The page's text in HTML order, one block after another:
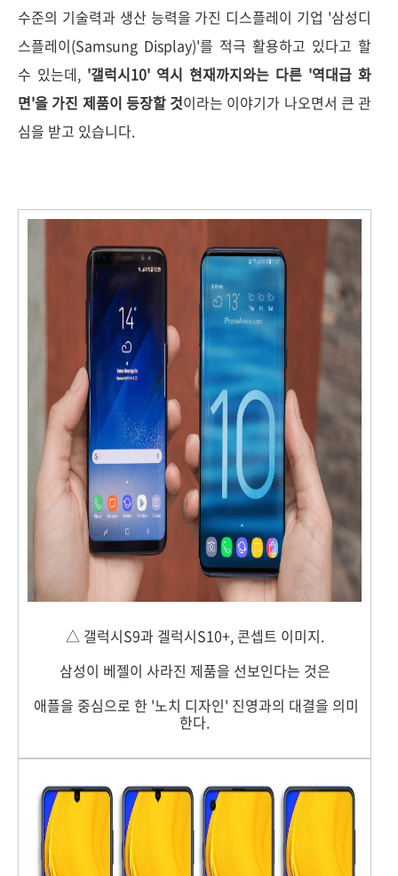
수준의 기술력과 생산 능력을 가진 디스플레이 기업 '삼성디
스플레이(Samsung Display)'를 적극 활용하고 있다고 할
수 있는데, '갤럭시10' 역시 현재까지와는 다른 '역대급 화
면'을 가진 제품이 등장할 것이라는 이야기가 나오면서 큰 관
심을 받고 있습니다.
△ 갤럭시S9과 겔럭시S10+, 콘셉트 이미지.
삼성이 베젤이 사라진 제품을 선보인다는 것은
애플을 중심으로 한 '노치 디자인' 진영과의 대결을 의미
한다.